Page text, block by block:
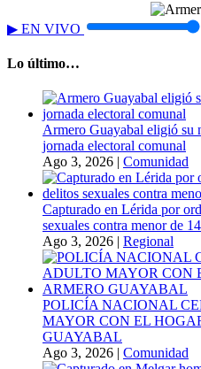
▶ EN VIVO
Lo último…
Armero Guayabal eligió su
jornada electoral comunal
Ago 3, 2026 | Comunidad
Capturado en Lérida por
sexuales contra menor de
Ago 3, 2026 | Regional
POLICÍA NACIONAL
MAYOR CON EL
GUAYABAL
Ago 3, 2026 | Comunidad